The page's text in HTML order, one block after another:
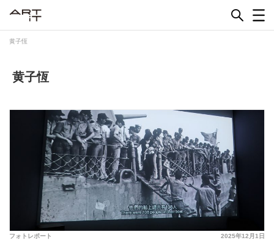
黄子恆
黄子恆
2025年12月1日
フォトレポート